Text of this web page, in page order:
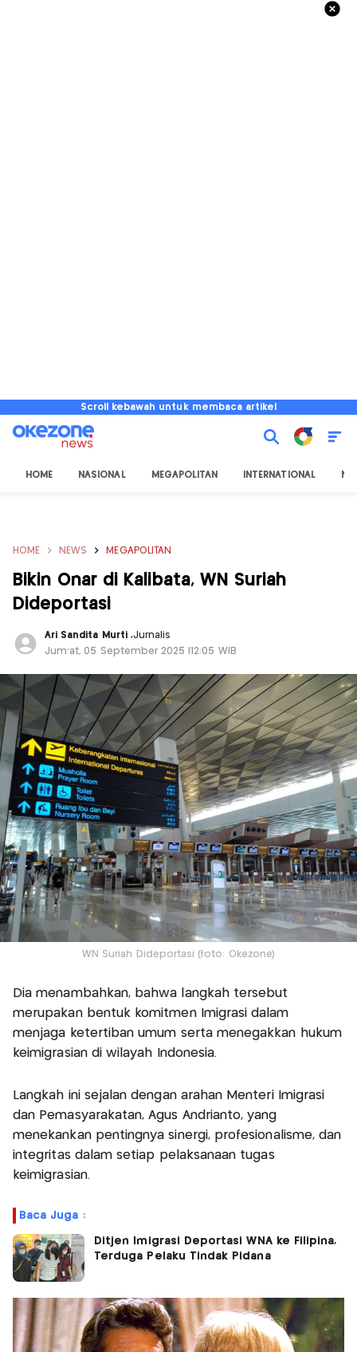
Scroll kebawah untuk membaca artikel
HOME NASIONAL MEGAPOLITAN INTERNATIONAL
HOME NEWS MEGAPOLITAN
Bikin Onar di Kalibata, WN Suriah
Dideportasi
Ari Sandita Murti ,Jurnalis
Jum'at, 05 September 2025 |12:05 WIB
WN Suriah Dideportasi (foto: Okezone)
Dia menambahkan, bahwa langkah tersebut
merupakan bentuk komitmen Imigrasi dalam
menjaga ketertiban umum serta menegakkan hukum
keimigrasian di wilayah Indonesia.
Langkah ini sejalan dengan arahan Menteri Imigrasi
dan Pemasyarakatan, Agus Andrianto, yang
menekankan pentingnya sinergi, profesionalisme, dan
integritas dalam setiap pelaksanaan tugas
keimigrasian.
Baca Juga :
Ditjen Imigrasi Deportasi WNA ke Filipina,
Terduga Pelaku Tindak Pidana